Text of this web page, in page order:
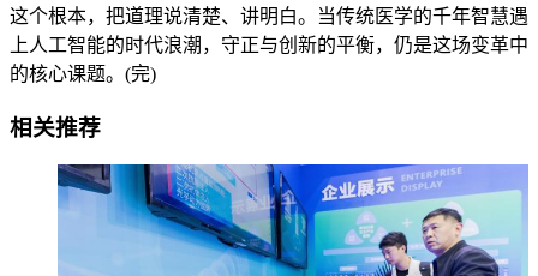
这个根本，把道理说清楚、讲明白。当传统医学的千年智慧遇
上人工智能的时代浪潮，守正与创新的平衡，仍是这场变革中
的核心课题。(完)
相关推荐